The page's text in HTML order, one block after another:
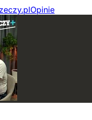
Opinie